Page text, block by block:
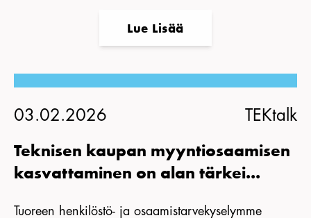
Lue Lisää
03.02.2026 TEKtalk
Teknisen kaupan myyntiosaamisen
kasvattaminen on alan tärkei...
Tuoreen henkilöstö- ja osaamistarvekyselymme